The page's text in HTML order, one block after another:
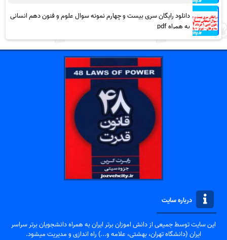
دانلود رایگان سری بیست و چهارم نمونه سوال علوم و فنون دهم انسانی
به همراه pdf
درباره سایت
این سایت توسط جمیعی از دانش اموزان برتر ایران به همراه دانشجویان برتر سراسر
ایران (دانشگاه تهران، بهشتی، علامه و...) راه اندازی و مدیریت میشود.